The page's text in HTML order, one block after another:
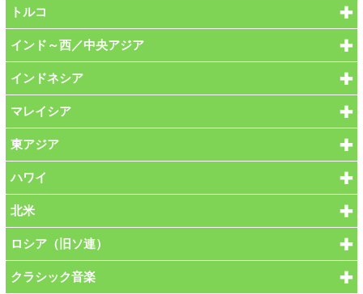
トルコ
インド～西／中央アジア
インドネシア
マレイシア
東アジア
ハワイ
北米
ロシア（旧ソ連）
クラシック音楽